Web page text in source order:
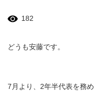
182
どうも安藤です。
7月より、2年半代表を務